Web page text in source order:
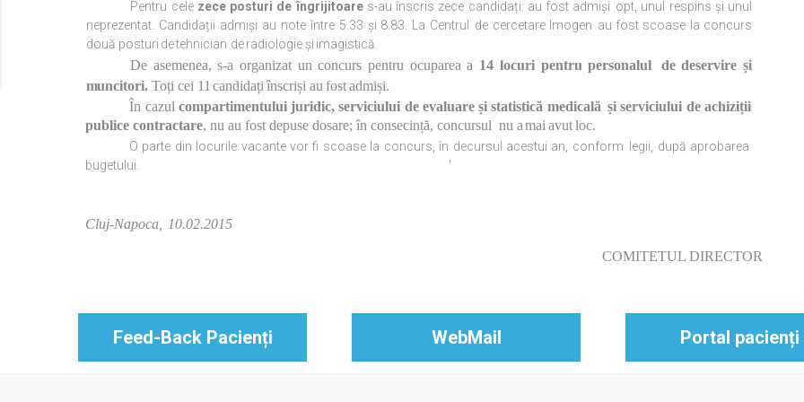
Pentru celezece posturi de îngrijitoare s-au înscris zece candidați: au fost admiși opt, unul respins și unul
neprezentat. Candidații admiși au note între 5.33 și 8.83. La Centrul
de cercetare Imogen au fost scoase la concurs
două posturi detehnician de radiologie și imagistică.
De asemenea, s-a organizat un concurs pentru ocuparea a 14 locuri pentru personalul de deservire și
muncitori. Toți cei 11 candidați înscriși au fost admiși.
În cazul compartimentului juridic, serviciului de evaluare și statistică medicală și serviciului de achiziții
publice contractare, nu au fost depuse dosare; în consecință, concursul nu amai avutloc.
O parte din locurile vacante vor fi scoase la concurs, în decursul acestui an, conform legii,
după aprobarea
bugetului.
‘
Cluj-Napoca, 10.02.2015
COMITETUL DIRECTOR
Feed-Back Pacienți WebMail Portal pacienți